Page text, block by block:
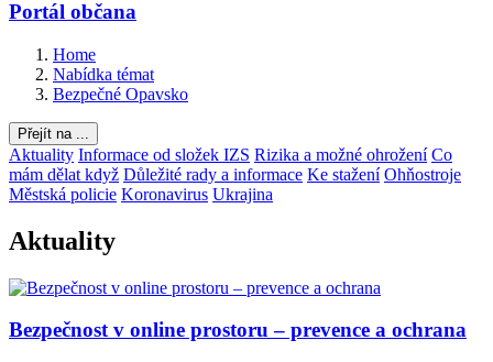
Portál občana
Home
Nabídka témat
Bezpečné Opavsko
Přejít na ...
Aktuality Informace od složek IZS Rizika a možné ohrožení Co
mám dělat když Důležité rady a informace Ke stažení Ohňostroje
Městská policie Koronavirus Ukrajina
Aktuality
Bezpečnost v online prostoru – prevence a ochrana